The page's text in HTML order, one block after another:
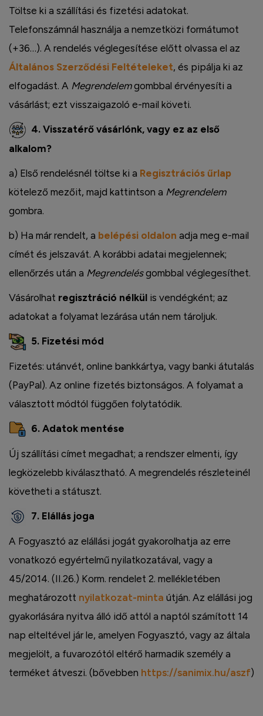
Töltse ki a szállítási és fizetési adatokat.
Telefonszámnál használja a nemzetközi formátumot
(+36…). A rendelés véglegesítése előtt olvassa el az
Általános Szerződési Feltételeket, és pipálja ki az
elfogadást. A Megrendelemgombbal érvényesíti a
vásárlást; ezt visszaigazoló e-mail követi.
4. Visszatérő vásárlónk, vagy ez az első
alkalom?
a) Első rendelésnél töltse ki a Regisztrációs űrlap
kötelező mezőit, majd kattintson a Megrendelem
gombra.
b) Ha már rendelt, a belépési oldalon adja meg e-mail
címét és jelszavát. A korábbi adatai megjelennek;
ellenőrzés után a Megrendelésgombbal véglegesíthet.
Vásárolhat regisztráció nélkül is vendégként; az
adatokat a folyamat lezárása után nem tároljuk.
5. Fizetési mód
Fizetés: utánvét, online bankkártya, vagy banki átutalás
(PayPal). Az online fizetés biztonságos. A folyamat a
választott módtól függően folytatódik.
6. Adatok mentése
Új szállítási címet megadhat; a rendszer elmenti, így
legközelebb kiválasztható. A megrendelés részleteinél
követheti a státuszt.
7. Elállás joga
A Fogyasztó az elállási jogát gyakorolhatja az erre
vonatkozó egyértelmű nyilatkozatával, vagy a
45/2014. (II.26.) Korm. rendelet 2. mellékletében
meghatározott nyilatkozat-minta útján. Az elállási jog
gyakorlására nyitva álló idő attól a naptól számított 14
nap elteltével jár le, amelyen Fogyasztó, vagy az általa
megjelölt, a fuvarozótól eltérő harmadik személy a
terméket átveszi. (bővebben https://sanimix.hu/aszf)